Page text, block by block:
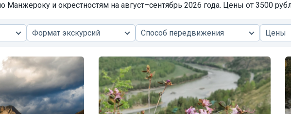
Манжероку и окрестностям на август–сентябрь 2026 года. Цены от 3500
Формат экскурсий Способ передвижения Цены